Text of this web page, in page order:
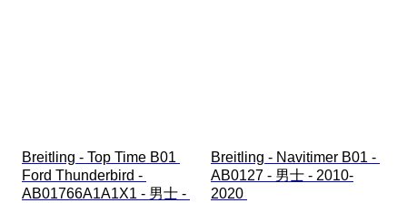
Breitling - Top Time B01
Ford Thunderbird -
AB01766A1A1X1 - 男士 -
Breitling - Navitimer B01 -
AB0127 - 男士 - 2010-
2020